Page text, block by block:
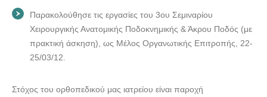
Παρακολούθησε τις εργασίες του 3ου Σεμιναρίου
Χειρουργικής Ανατομικής Ποδοκνημικής & Άκρου Ποδός (με
πρακτική άσκηση), ως Μέλος Οργανωτικής Επιτροπής, 22-
25/03/12.
Στόχος του ορθοπεδικού μας ιατρείου είναι παροχή